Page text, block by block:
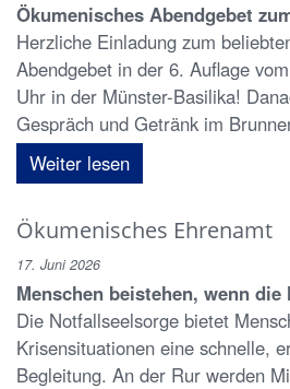
Ökumenisches Abendgebet
Herzliche Einladung zum
Abendgebet in der 6. Auflage
Uhr in der Münster-Basilika!
Gespräch und Getränk im
Weiter lesen
Ökumenisches Ehrenamt
17. Juni 2026
Menschen beistehen, wenn
Die Notfallseelsorge bietet
Krisensituationen eine schnelle,
Begleitung. An der Rur werden